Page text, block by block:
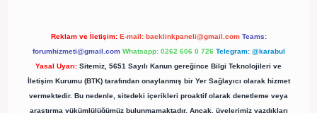
Reklam ve İletişim: E-mail: backlinkpaneli@gmail.com Teams:
forumhizmeti@gmail.com Whatsapp: 0262 606 0 726 Telegram: @karabul
Yasal Uyarı: Sitemiz, 5651 Sayılı Kanun gereğince Bilgi Teknolojileri ve
İletişim Kurumu (BTK) tarafından onaylanmış bir Yer Sağlayıcı olarak hizmet
vermektedir. Bu nedenle, sitedeki içerikleri proaktif olarak denetleme veya
araştırma yükümlülüğümüz bulunmamaktadır. Ancak, üyelerimiz yazdıkları